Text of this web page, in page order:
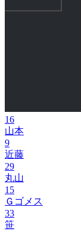
16
山本
9
近藤
29
丸山
15
Ｇゴメス
33
笹